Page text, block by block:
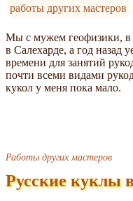
работы других мастеров
Мы с мужем геофизики, в
в Салехарде, а год назад
времени для занятий
почти всеми видами
кукол у меня пока мало.
Работы других мастеров
Русские куклы